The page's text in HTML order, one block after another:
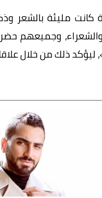
مليئة بالشعر
وجميعهم
ذلك من خلال